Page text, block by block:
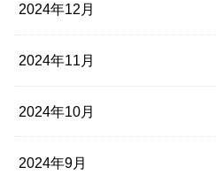
2024年12月
2024年11月
2024年10月
2024年9月